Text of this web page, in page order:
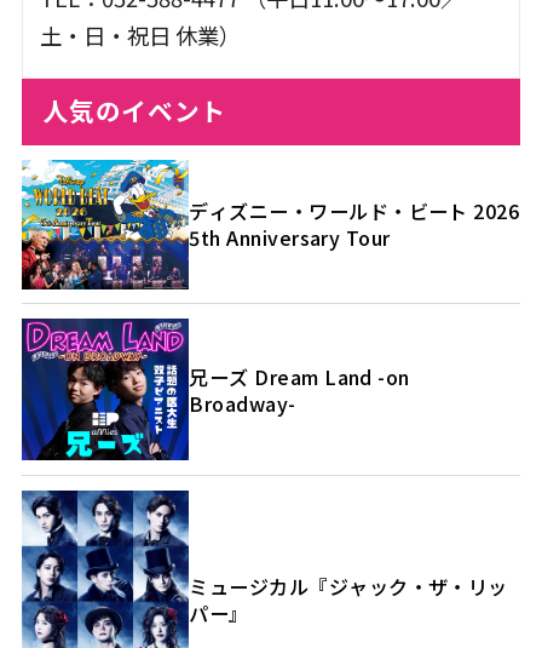
人気のイベント
ディズニー・ワールド・ビート 2026
5th Anniversary Tour
兄ーズ Dream Land -on
Broadway-
ミュージカル『ジャック・ザ・リッ
パー』
土・日・祝日 休業）